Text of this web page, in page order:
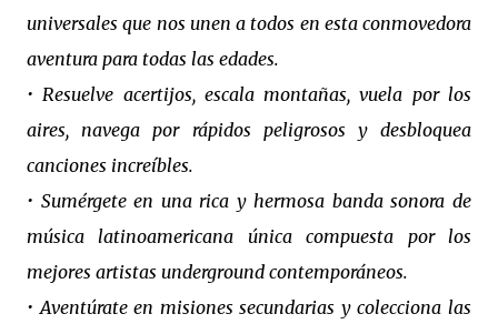
universales que nos unen a todos en esta conmovedora
aventura para todas las edades.
• Resuelve acertijos, escala montañas, vuela por los
aires, navega por rápidos peligrosos y desbloquea
canciones increíbles.
• Sumérgete en una rica y hermosa banda sonora de
música latinoamericana única compuesta por los
mejores artistas underground contemporáneos.
• Aventúrate en misiones secundarias y colecciona las